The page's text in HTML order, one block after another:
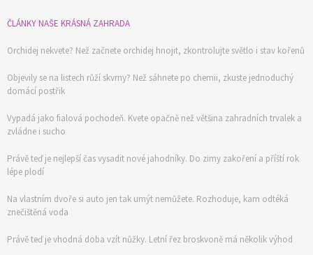
ČLÁNKY NAŠE KRÁSNÁ ZAHRADA
Orchidej nekvete? Než začnete orchidej hnojit, zkontrolujte světlo i stav kořenů
Objevily se na listech růží skvrny? Než sáhnete po chemii, zkuste jednoduchý
domácí postřik
Vypadá jako fialová pochodeň. Kvete opačně než většina zahradních trvalek a
zvládne i sucho
Právě teď je nejlepší čas vysadit nové jahodníky. Do zimy zakoření a příští rok
lépe plodí
Na vlastním dvoře si auto jen tak umýt nemůžete. Rozhoduje, kam odtéká
znečištěná voda
Právě teď je vhodná doba vzít nůžky. Letní řez broskvoně má několik výhod